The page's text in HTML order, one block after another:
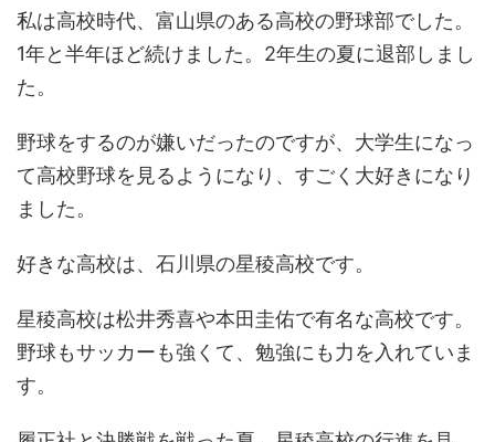
私は高校時代、富山県のある高校の野球部でした。
1年と半年ほど続けました。2年生の夏に退部しまし
た。
野球をするのが嫌いだったのですが、大学生になっ
て高校野球を見るようになり、すごく大好きになり
ました。
好きな高校は、石川県の星稜高校です。
星稜高校は松井秀喜や本田圭佑で有名な高校です。
野球もサッカーも強くて、勉強にも力を入れていま
す。